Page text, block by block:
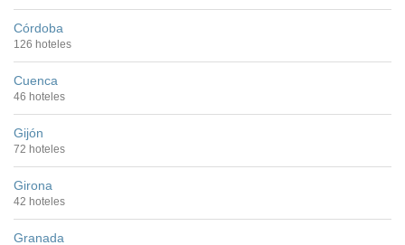
Córdoba
126 hoteles
Cuenca
46 hoteles
Gijón
72 hoteles
Girona
42 hoteles
Granada